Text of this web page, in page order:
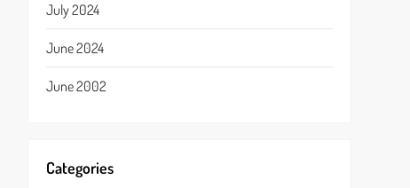
July 2024
June 2024
June 2002
Categories